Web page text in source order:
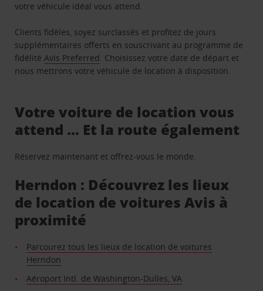
votre véhicule idéal vous attend.
Clients fidèles, soyez surclassés et profitez de jours
supplémentaires offerts en souscrivant au programme de
fidélitéAvis Preferred. Choisissez votre date de départ et
nous mettrons votre véhicule de location à disposition.
Votre voiture de location vous
attend … Et la route également
Réservez maintenant et offrez-vous le monde.
Herndon : Découvrez les lieux
de location de voitures Avis à
proximité
Parcourez tous les lieux de location de voitures
Herndon
Aéroport Intl. de Washington-Dulles, VA